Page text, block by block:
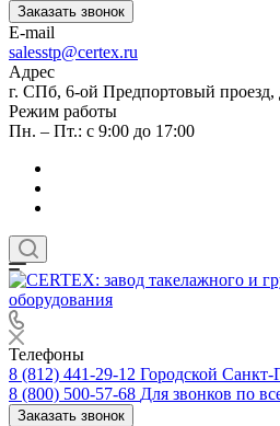
Заказать звонок
E-mail
salesstp@certex.ru
Адрес
г. СПб, 6-ой Предпортовый проезд,
Режим работы
Пн. – Пт.: с 9:00 до 17:00
Телефоны
8 (812) 441-29-12 Городской Санкт-
8 (800) 500-57-68 Для звонков по
Заказать звонок